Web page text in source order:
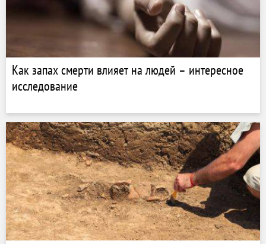
Как запах смерти влияет на людей – интересное
исследование